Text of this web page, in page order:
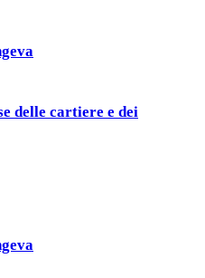
delle cartiere e dei